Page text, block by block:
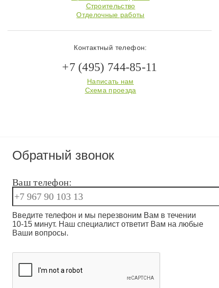
Строительство
Отделочные работы
Контактный телефон:
+7 (495) 744-85-11
Написать нам
Схема проезда
Обратный звонок
Ваш телефон:
Введите телефон и мы перезвоним Вам в течении
10-15 минут. Наш специалист ответит Вам на любые
Ваши вопросы.